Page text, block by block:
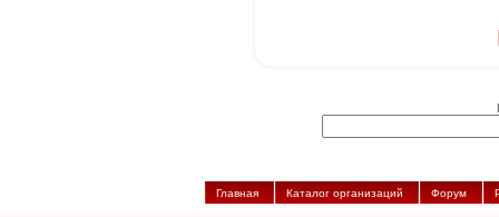
Главная Каталог организаций Форум